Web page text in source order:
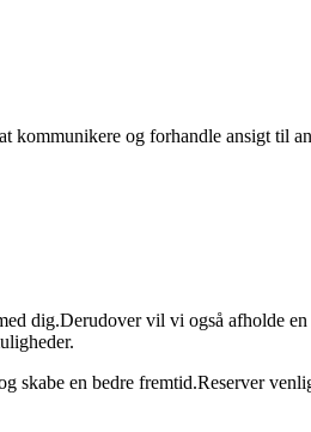
og forhandle ansigt til
dig.Derudover vil vi også afholde
en bedre fremtid.Reserver